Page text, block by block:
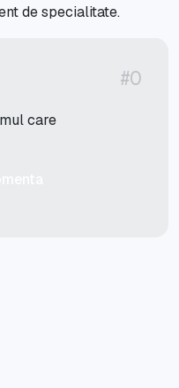
de specialitate.
#0
care